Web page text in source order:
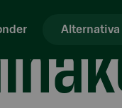
Alternativa